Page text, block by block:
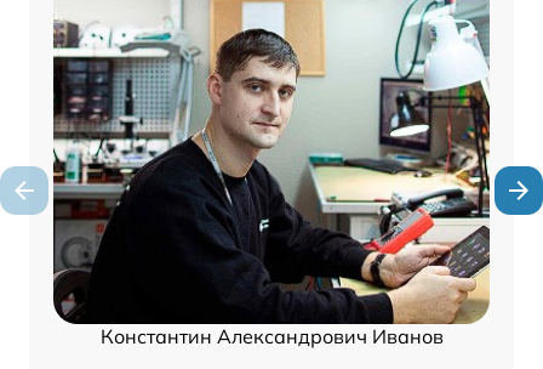
Константин Александрович Иванов